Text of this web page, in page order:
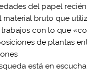
del papel
material bruto que
trabajos con lo que
de plantas
está en